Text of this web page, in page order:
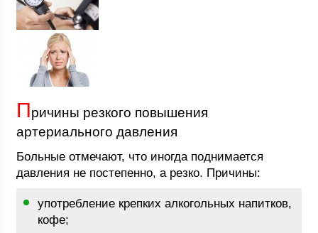
Причины резкого повышения
артериального давления
Больные отмечают, что иногда поднимается
давления не постепенно, а резко. Причины:
употребление крепких алкогольных напитков,
кофе;